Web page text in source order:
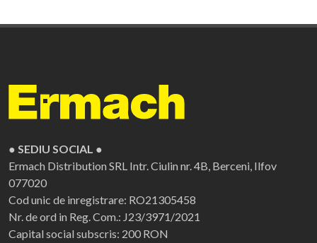
● SEDIU SOCIAL ●
Ermach Distribution SRL Intr. Ciulin nr. 4B, Berceni, Ilfov
077020
Cod unic de inregistrare: RO21305458
Nr. de ord in Reg. Com.: J23/3971/2021
Capital social subscris: 200 RON